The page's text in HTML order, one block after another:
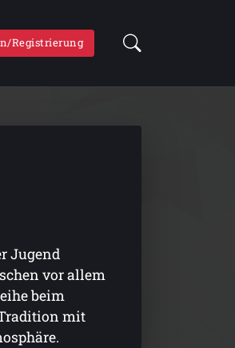
Registrierung
Jugend
vor allem
beim
mit